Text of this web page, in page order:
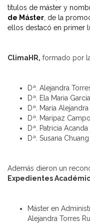
títulos de máster y
de Máster , de la
ellos destacó en primer
ClimaHR, formado por
Dª. Alejandra
Dª. Ela Maria
Dª. Maria
Dª. Maripaz
Dª. Patricia
Dª. Susana
Además dieron un
Expedientes
Máster en
Alejandra Torres